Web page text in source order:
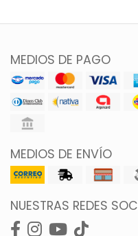
MEDIOS DE PAGO
MEDIOS DE ENVÍO
NUESTRAS REDES